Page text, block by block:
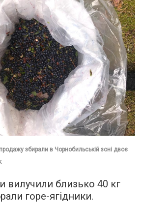
збирали в Чорнобильській зоні двоє
вилучили близько 40 кг
горе-ягідники.